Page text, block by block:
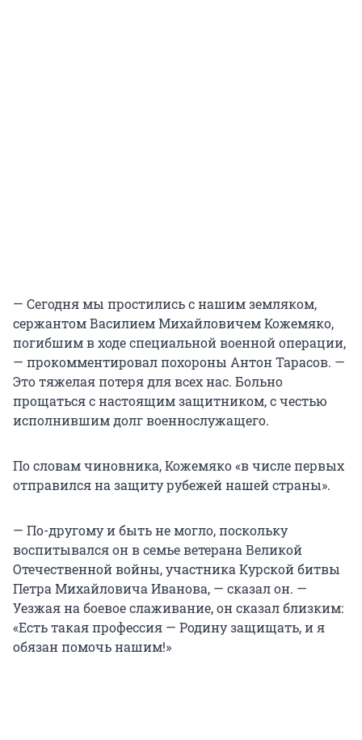
— Сегодня мы простились с нашим земляком,
сержантом Василием Михайловичем Кожемяко,
погибшим в ходе специальной военной операции,
— прокомментировал похороны Антон Тарасов. —
Это тяжелая потеря для всех нас. Больно
прощаться с настоящим защитником, с честью
исполнившим долг военнослужащего.
По словам чиновника, Кожемяко «в числе первых
отправился на защиту рубежей нашей страны».
— По-другому и быть не могло, поскольку
воспитывался он в семье ветерана Великой
Отечественной войны, участника Курской битвы
Петра Михайловича Иванова, — сказал он. —
Уезжая на боевое слаживание, он сказал близким:
«Есть такая профессия — Родину защищать, и я
обязан помочь нашим!»